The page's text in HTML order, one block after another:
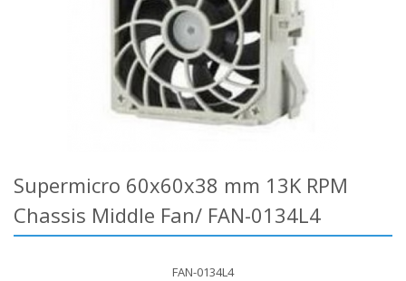
Supermicro 60x60x38 mm 13K RPM
Chassis Middle Fan/ FAN-0134L4
FAN-0134L4